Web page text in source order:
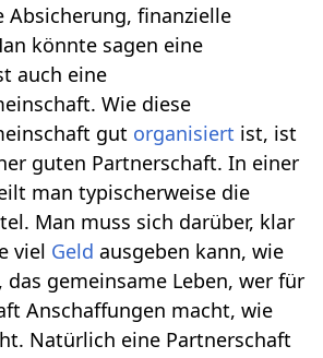
Absicherung, finanzielle
könnte sagen eine
auch eine
Wie diese
gut organisiert ist, ist
guten Partnerschaft. In einer
man typischerweise die
Man muss sich darüber, klar
viel Geld ausgeben kann, wie
das gemeinsame Leben, wer für
Anschaffungen macht, wie
Natürlich eine Partnerschaft